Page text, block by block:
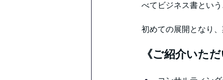
べてビジネス書とい
初めての展開となり
《ご紹介いただ